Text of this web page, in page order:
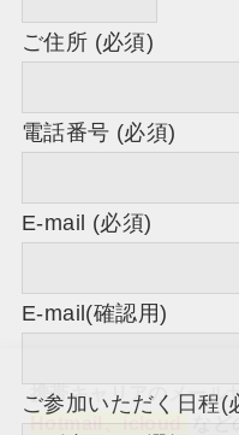
ご住所 (必須)
電話番号 (必須)
E-mail (必須)
E-mail(確認用)
ご参加いただく日程(
携帯キャリアのメール
Hotmail、icloudなど